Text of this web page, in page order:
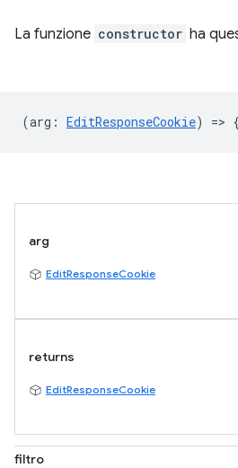
La funzione constructor ha
(arg : EditResponseCookie) =>
arg
EditResponseCookie
returns
EditResponseCookie
filtro